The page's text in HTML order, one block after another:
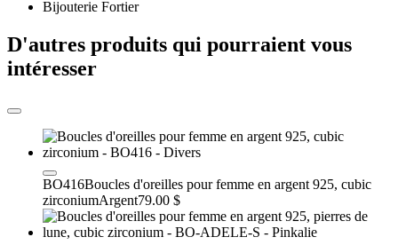
Bijouterie Fortier
D'autres produits qui pourraient vous
intéresser
BO416Boucles d'oreilles pour femme en argent 925, cubic
zirconiumArgent79.00 $